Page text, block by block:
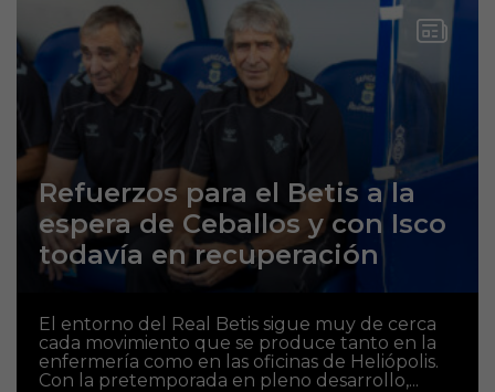
Refuerzos para el Betis a la
espera de Ceballos y con Isco
todavía en recuperación
El entorno del Real Betis sigue muy de cerca
cada movimiento que se produce tanto en la
enfermería como en las oficinas de Heliópolis.
Con la pretemporada en pleno desarrollo,...